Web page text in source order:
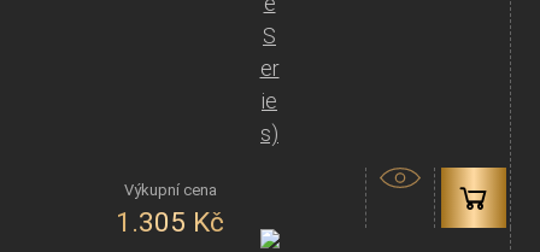
S
er
ie
s)
1.305 Kč